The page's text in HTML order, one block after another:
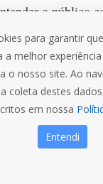
o público
resultado das
“O digital veio
detalhe e
destaca.
que,
na televisão
para garantir
a melhor
o nosso site. Ao
coleta destes
em nossa
Entendi